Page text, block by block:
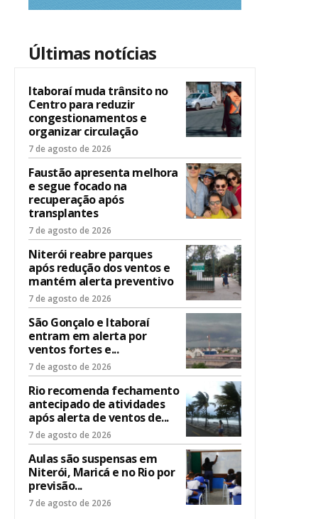
Últimas notícias
Itaboraí muda trânsito no
Centro para reduzir
congestionamentos e
organizar circulação
7 de agosto de 2026
Faustão apresenta melhora
e segue focado na
recuperação após
transplantes
7 de agosto de 2026
Niterói reabre parques
após redução dos ventos e
mantém alerta preventivo
7 de agosto de 2026
São Gonçalo e Itaboraí
entram em alerta por
ventos fortes e...
7 de agosto de 2026
Rio recomenda fechamento
antecipado de atividades
após alerta de ventos de...
7 de agosto de 2026
Aulas são suspensas em
Niterói, Maricá e no Rio por
previsão...
7 de agosto de 2026